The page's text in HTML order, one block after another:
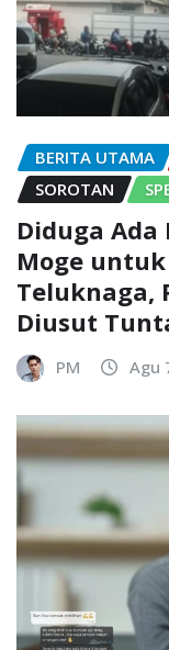
BERITA UTAMA
SOROTAN
Diduga
Moge untuk
Teluknaga,
Diusut
PM Agu